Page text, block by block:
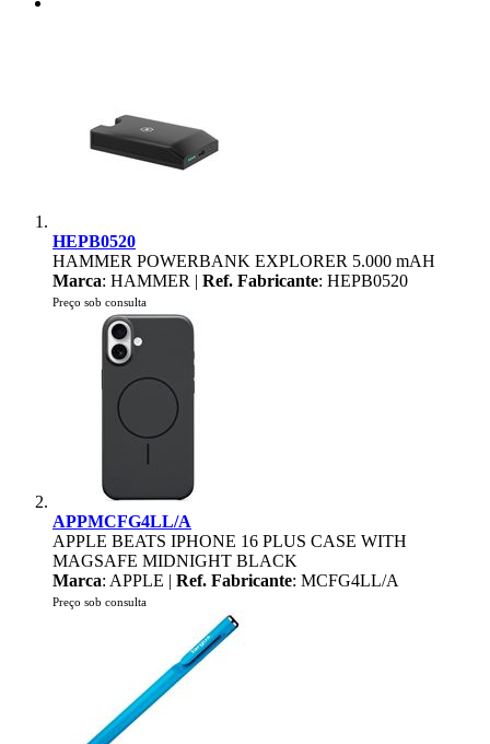
HEPB0520
HAMMER POWERBANK EXPLORER 5.000 mAH
Marca: HAMMER | Ref. Fabricante: HEPB0520
Preço sob consulta
APPMCFG4LL/A
APPLE BEATS IPHONE 16 PLUS CASE WITH
MAGSAFE MIDNIGHT BLACK
Marca: APPLE | Ref. Fabricante: MCFG4LL/A
Preço sob consulta